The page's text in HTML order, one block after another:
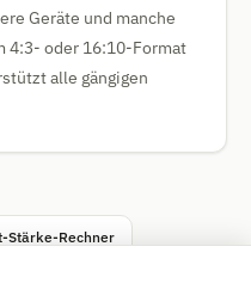
Geräte und manche
4:3- oder 16:10-Format
alle gängigen
Stärke-Rechner